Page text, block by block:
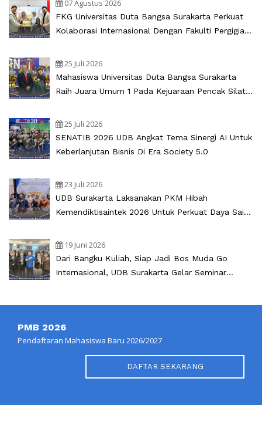
07 Agustus 2026
FKG Universitas Duta Bangsa Surakarta Perkuat
Kolaborasi Internasional Dengan Fakulti Pergigian
25 Juli 2026
Mahasiswa Universitas Duta Bangsa Surakarta
Raih Juara Umum 1 Pada Kejuaraan Pencak Silat
25 Juli 2026
SENATIB 2026 UDB Angkat Tema Sinergi AI Untuk
Keberlanjutan Bisnis Di Era Society 5.0
23 Juli 2026
UDB Surakarta Laksanakan PKM Hibah
Kemendiktisaintek 2026 Untuk Perkuat Daya Saing
19 Juni 2026
Dari Bangku Kuliah, Siap Jadi Bos Muda Go
Internasional, UDB Surakarta Gelar Seminar
PMB 2026
Pendaftaran Mahasiswa Baru 2026/2027
DAFTAR SEKARANG